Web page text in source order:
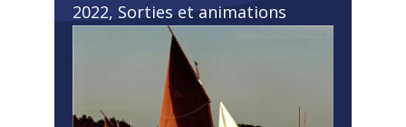
2022, Sorties et animations